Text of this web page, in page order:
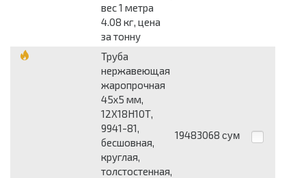
вес 1 метра
4.08 кг, цена
за тонну
Труба
нержавеющая
жаропрочная
45x5 мм,
12Х18Н10Т,
9941-81,
бесшовная,
круглая,
толстостенная,
19483068 сум